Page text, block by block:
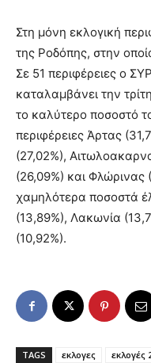
Στη μόνη εκλογική
της Ροδόπης, στην
Σε 51 περιφέρειες ο
καταλαμβάνει την
το καλύτερο ποσοστό
περιφέρειες Άρτας
(27,02%),
(26,09%) και Φλώρινας
χαμηλότερα ποσοστά
(13,89%), Λακωνία
(10,92%).
TAGS εκλογες εκλογές